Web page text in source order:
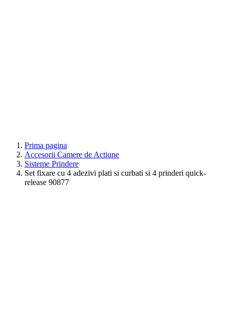
Prima pagina
Accesorii Camere de Actiune
Sisteme Prindere
Set fixare cu 4 adezivi plati si curbati si 4 prinderi quick-
release 90877